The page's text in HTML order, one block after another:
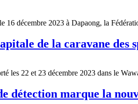
16 décembre 2023 à Dapaong, la
de la caravane des
les 22 et 23 décembre 2023 dans le
détection marque la